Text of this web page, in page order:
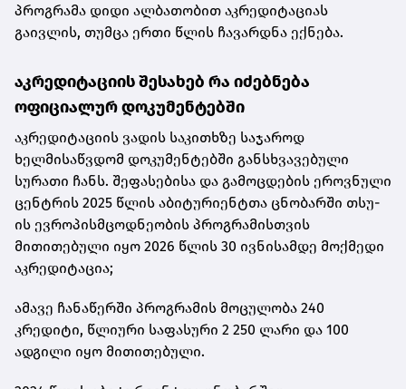
პროგრამა დიდი ალბათობით აკრედიტაციას
გაივლის, თუმცა ერთი წლის ჩავარდნა ექნება.
აკრედიტაციის შესახებ რა იძებნება
ოფიციალურ დოკუმენტებში
აკრედიტაციის ვადის საკითხზე საჯაროდ
ხელმისაწვდომ დოკუმენტებში განსხვავებული
სურათი ჩანს. შეფასებისა და გამოცდების ეროვნული
ცენტრის 2025 წლის აბიტურიენტთა ცნობარში თსუ-
ის ევროპისმცოდნეობის პროგრამისთვის
მითითებული იყო 2026 წლის 30 ივნისამდე მოქმედი
აკრედიტაცია;
ამავე ჩანაწერში პროგრამის მოცულობა 240
კრედიტი, წლიური საფასური 2 250 ლარი და 100
ადგილი იყო მითითებული.